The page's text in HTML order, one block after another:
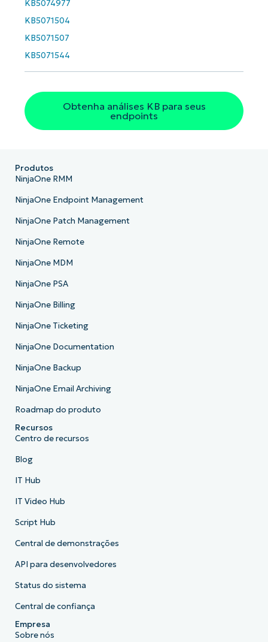
KB5074977
KB5071504
KB5071507
KB5071544
Obtenha análises KB para seus
endpoints
Produtos
NinjaOne RMM
NinjaOne Endpoint Management
NinjaOne Patch Management
NinjaOne Remote
NinjaOne MDM
NinjaOne PSA
NinjaOne Billing
NinjaOne Ticketing
NinjaOne Documentation
NinjaOne Backup
NinjaOne Email Archiving
Roadmap do produto
Recursos
Centro de recursos
Blog
IT Hub
IT Video Hub
Script Hub
Central de demonstrações
API para desenvolvedores
Status do sistema
Central de confiança
Empresa
Sobre nós